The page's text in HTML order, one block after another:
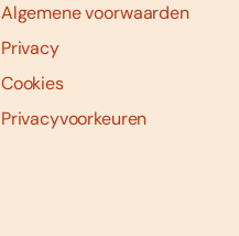
Algemene voorwaarden
Privacy
Cookies
Privacyvoorkeuren